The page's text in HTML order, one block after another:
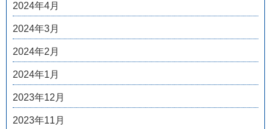
2024年4月
2024年3月
2024年2月
2024年1月
2023年12月
2023年11月